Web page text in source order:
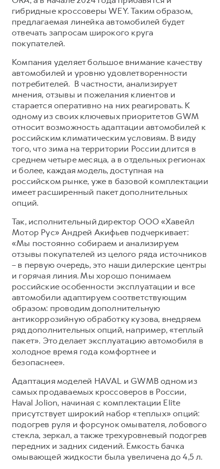
HAVAL Лизинг
АКСЕССУАРЫ HAVAL
Автомобильные аксессуары
Коллекция CITY
Коллекция Базовая
Коллекция Детская
АКСЕССУАРЫ HAVAL
Автомобильные аксессуары
Коллекция CITY
Коллекция Базовая
Коллекция Детская
гибридные кроссоверы WEY. Таким образом,
предлагаемая линейка автомобилей будет
отвечать запросам широкого круга
покупателей.
Компания уделяет большое внимание качеству
автомобилей и уровню удовлетворенности
потребителей. В частности, анализирует
мнения, отзывы и пожелания клиентов и
старается оперативно на них реагировать. К
одному из своих ключевых приоритетов GWM
относит возможность адаптации автомобилей к
российским климатическим условиям. В виду
того, что зима на территории России длится в
среднем четыре месяца, а в отдельных регионах
и более, каждая модель, доступная на
российском рынке, уже в базовой комплектации
имеет расширенный пакет дополнительных
опций.
Так, исполнительный директор ООО «Хавейл
Мотор Рус» Андрей Акифьев подчеркивает:
«Мы постоянно собираем и анализируем
отзывы покупателей из целого ряда источников
– в первую очередь, это наши дилерские центры
и горячая линия. Мы хорошо понимаем
российские особенности эксплуатации и все
автомобили адаптируем соответствующим
образом: проводим дополнительную
антикоррозийную обработку кузова, внедряем
ряд дополнительных опций, например, «теплый
пакет». Это делает эксплуатацию автомобиля в
холодное время года комфортнее и
безопаснее».
Адаптация моделей HAVAL и GWMВ одном из
самых продаваемых кроссоверов в России,
Haval Jolion, начиная с комплектации Elite
присутствует широкий набор «теплых» опций:
подогрев руля и форсунок омывателя, лобового
стекла, зеркал, а также трехуровневый подогрев
передних и задних сидений. Емкость бачка
омывающей жидкости была увеличена до 4,5 л.